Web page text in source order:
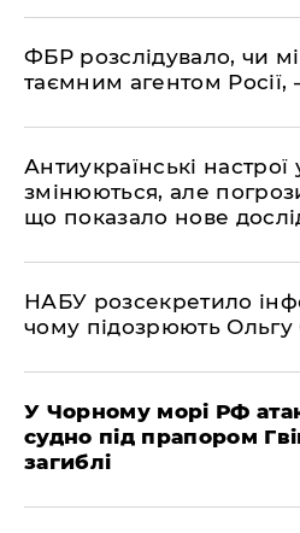
ФБР розслідувало, чи
таємним агентом Росії,
Антиукраїнські
змінюються, але
що показало нове
НАБУ розсекретило
чому підозрюють
У Чорному морі РФ
судно під прапором
загиблі